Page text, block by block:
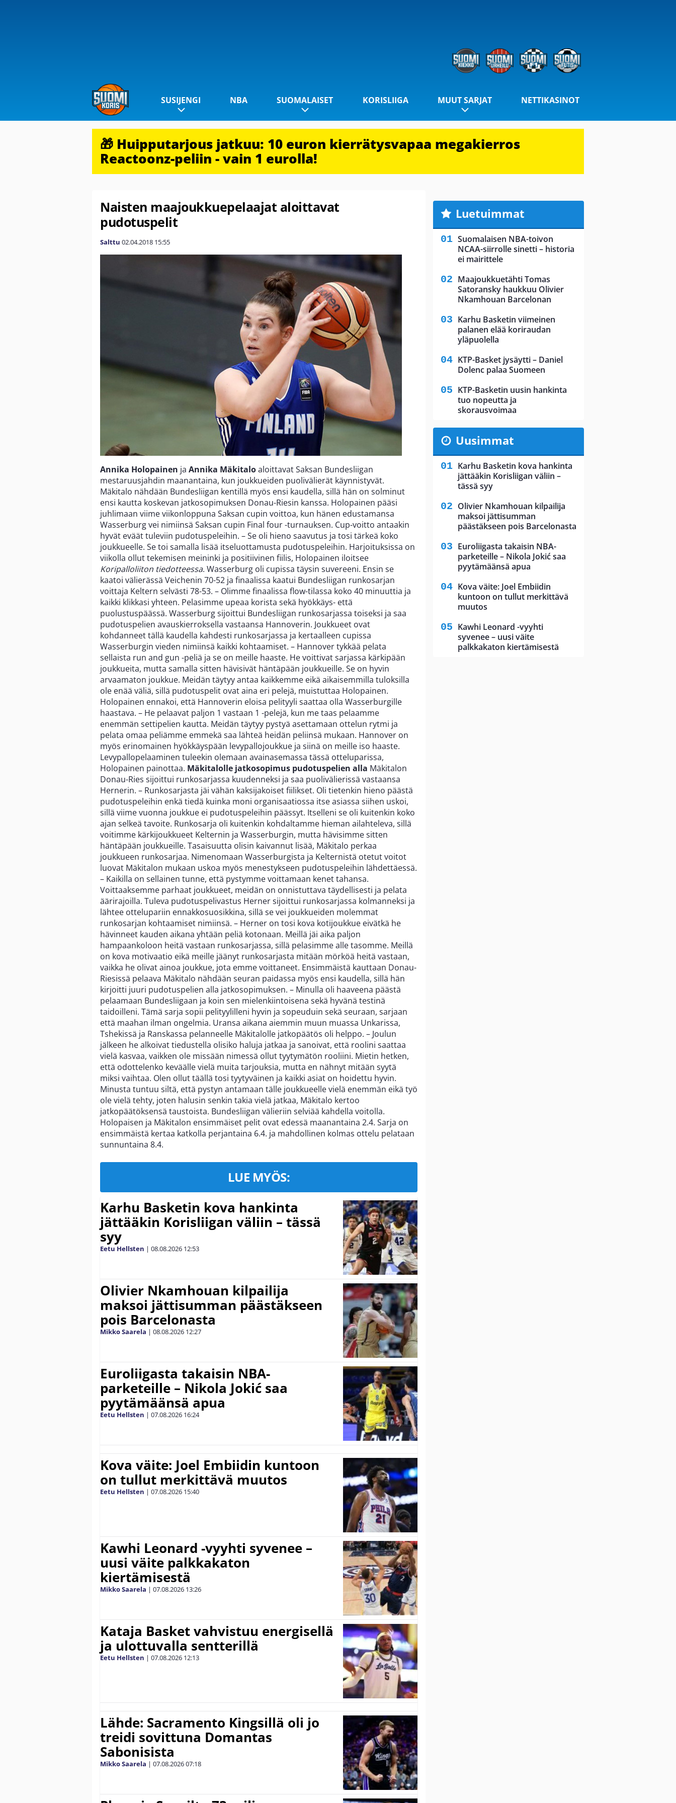
SUSIJENGI NBA SUOMALAISET KORISLIIGA MUUT SARJAT NETTIKASINOT
🎁 Huipputarjous jatkuu: 10 euron kierrätysvapaa megakierros
Reactoonz-peliin - vain 1 eurolla!
Naisten maajoukkuepelaajat aloittavat
pudotuspelit
Salttu 02.04.2018 15:55
Annika Holopainen ja Annika Mäkitaloaloittavat Saksan Bundesliigan
mestaruusjahdin maanantaina, kun joukkueiden puolivälierät käynnistyvät.
Mäkitalo nähdään Bundesliigan kentillä myös ensi kaudella, sillä hän on solminut
ensi kautta koskevan jatkosopimuksen Donau-Riesin kanssa. Holopainen pääsi
juhlimaan viime viikonloppuna Saksan cupin voittoa, kun hänen edustamansa
Wasserburg vei nimiinsä Saksan cupin Final four -turnauksen. Cup-voitto antaakin
hyvät eväät tuleviin pudotuspeleihin. – Se oli hieno saavutus ja tosi tärkeä koko
joukkueelle. Se toi samalla lisää itseluottamusta pudotuspeleihin. Harjoituksissa on
viikolla ollut tekemisen meininki ja positiivinen fiilis, Holopainen iloitsee
Koripalloliiton tiedotteessa. Wasserburg oli cupissa täysin suvereeni. Ensin se
kaatoi välierässä Veichenin 70-52 ja finaalissa kaatui Bundesliigan runkosarjan
voittaja Keltern selvästi 78-53. – Olimme finaalissa flow-tilassa koko 40 minuuttia ja
kaikki klikkasi yhteen. Pelasimme upeaa korista sekä hyökkäys- että
puolustuspäässä. Wasserburg sijoittui Bundesliigan runkosarjassa toiseksi ja saa
pudotuspelien avauskierroksella vastaansa Hannoverin. Joukkueet ovat
kohdanneet tällä kaudella kahdesti runkosarjassa ja kertaalleen cupissa
Wasserburgin vieden nimiinsä kaikki kohtaamiset. – Hannover tykkää pelata
sellaista run and gun -peliä ja se on meille haaste. He voittivat sarjassa kärkipään
joukkueita, mutta samalla sitten hävisivät häntäpään joukkueille. Se on hyvin
arvaamaton joukkue. Meidän täytyy antaa kaikkemme eikä aikaisemmilla tuloksilla
ole enää väliä, sillä pudotuspelit ovat aina eri pelejä, muistuttaa Holopainen.
Holopainen ennakoi, että Hannoverin eloisa pelityyli saattaa olla Wasserburgille
haastava. – He pelaavat paljon 1 vastaan 1 -pelejä, kun me taas pelaamme
enemmän settipelien kautta. Meidän täytyy pystyä asettamaan ottelun rytmi ja
pelata omaa peliämme emmekä saa lähteä heidän peliinsä mukaan. Hannover on
myös erinomainen hyökkäyspään levypallojoukkue ja siinä on meille iso haaste.
Levypallopelaaminen tuleekin olemaan avainasemassa tässä otteluparissa,
Holopainen painottaa. Mäkitalolle jatkosopimus pudotuspelien alla Mäkitalon
Donau-Ries sijoittui runkosarjassa kuudenneksi ja saa puolivälierissä vastaansa
Hernerin. – Runkosarjasta jäi vähän kaksijakoiset fiilikset. Oli tietenkin hieno päästä
pudotuspeleihin enkä tiedä kuinka moni organisaatiossa itse asiassa siihen uskoi,
sillä viime vuonna joukkue ei pudotuspeleihin päässyt. Itselleni se oli kuitenkin koko
ajan selkeä tavoite. Runkosarja oli kuitenkin kohdaltamme hieman ailahteleva, sillä
voitimme kärkijoukkueet Kelternin ja Wasserburgin, mutta hävisimme sitten
häntäpään joukkueille. Tasaisuutta olisin kaivannut lisää, Mäkitalo perkaa
joukkueen runkosarjaa. Nimenomaan Wasserburgista ja Kelternistä otetut voitot
luovat Mäkitalon mukaan uskoa myös menestykseen pudotuspeleihin lähdettäessä.
– Kaikilla on sellainen tunne, että pystymme voittamaan kenet tahansa.
Voittaaksemme parhaat joukkueet, meidän on onnistuttava täydellisesti ja pelata
äärirajoilla. Tuleva pudotuspelivastus Herner sijoittui runkosarjassa kolmanneksi ja
lähtee ottelupariin ennakkosuosikkina, sillä se vei joukkueiden molemmat
runkosarjan kohtaamiset nimiinsä. – Herner on tosi kova kotijoukkue eivätkä he
hävinneet kauden aikana yhtään peliä kotonaan. Meillä jäi aika paljon
hampaankoloon heitä vastaan runkosarjassa, sillä pelasimme alle tasomme. Meillä
on kova motivaatio eikä meille jäänyt runkosarjasta mitään mörköä heitä vastaan,
vaikka he olivat ainoa joukkue, jota emme voittaneet. Ensimmäistä kauttaan Donau-
Riesissä pelaava Mäkitalo nähdään seuran paidassa myös ensi kaudella, sillä hän
kirjoitti juuri pudotuspelien alla jatkosopimuksen. – Minulla oli haaveena päästä
pelaamaan Bundesliigaan ja koin sen mielenkiintoisena sekä hyvänä testinä
taidoilleni. Tämä sarja sopii pelityylilleni hyvin ja sopeuduin sekä seuraan, sarjaan
että maahan ilman ongelmia. Uransa aikana aiemmin muun muassa Unkarissa,
Tshekissä ja Ranskassa pelanneelle Mäkitalolle jatkopäätös oli helppo. – Joulun
jälkeen he alkoivat tiedustella olisiko haluja jatkaa ja sanoivat, että roolini saattaa
vielä kasvaa, vaikken ole missään nimessä ollut tyytymätön rooliini. Mietin hetken,
että odottelenko keväälle vielä muita tarjouksia, mutta en nähnyt mitään syytä
miksi vaihtaa. Olen ollut täällä tosi tyytyväinen ja kaikki asiat on hoidettu hyvin.
Minusta tuntuu siltä, että pystyn antamaan tälle joukkueelle vielä enemmän eikä työ
ole vielä tehty, joten halusin senkin takia vielä jatkaa, Mäkitalo kertoo
jatkopäätöksensä taustoista. Bundesliigan välieriin selviää kahdella voitolla.
Holopaisen ja Mäkitalon ensimmäiset pelit ovat edessä maanantaina 2.4. Sarja on
ensimmäistä kertaa katkolla perjantaina 6.4. ja mahdollinen kolmas ottelu pelataan
sunnuntaina 8.4.
LUE MYÖS:
Karhu Basketin kova hankinta
jättääkin Korisliigan väliin – tässä
syy
Eetu Hellsten | 08.08.2026 12:53
Olivier Nkamhouan kilpailija
maksoi jättisumman päästäkseen
pois Barcelonasta
Mikko Saarela | 08.08.2026 12:27
Euroliigasta takaisin NBA-
parketeille – Nikola Jokić saa
pyytämäänsä apua
Eetu Hellsten | 07.08.2026 16:24
Kova väite: Joel Embiidin kuntoon
on tullut merkittävä muutos
Eetu Hellsten | 07.08.2026 15:40
Kawhi Leonard -vyyhti syvenee –
uusi väite palkkakaton
kiertämisestä
Mikko Saarela | 07.08.2026 13:26
Kataja Basket vahvistuu energisellä
ja ulottuvalla sentterillä
Eetu Hellsten | 07.08.2026 12:13
Lähde: Sacramento Kingsillä oli jo
treidi sovittuna Domantas
Sabonisista
Mikko Saarela | 07.08.202607:18
Luetuimmat
Suomalaisen NBA-toivon
NCAA-siirrolle sinetti – historia
ei mairittele
Maajoukkuetähti Tomas
Satoransky haukkuu Olivier
Nkamhouan Barcelonan
Karhu Basketin viimeinen
palanen elää koriraudan
yläpuolella
KTP-Basket jysäytti – Daniel
Dolenc palaa Suomeen
KTP-Basketin uusin hankinta
tuo nopeutta ja
skorausvoimaa
Uusimmat
Karhu Basketin kova hankinta
jättääkin Korisliigan väliin –
tässä syy
Olivier Nkamhouan kilpailija
maksoi jättisumman
päästäkseen pois Barcelonasta
Euroliigasta takaisin NBA-
parketeille – Nikola Jokić saa
pyytämäänsä apua
Kova väite: Joel Embiidin
kuntoon on tullut merkittävä
muutos
Kawhi Leonard -vyyhti
syvenee – uusi väite
palkkakaton kiertämisestä